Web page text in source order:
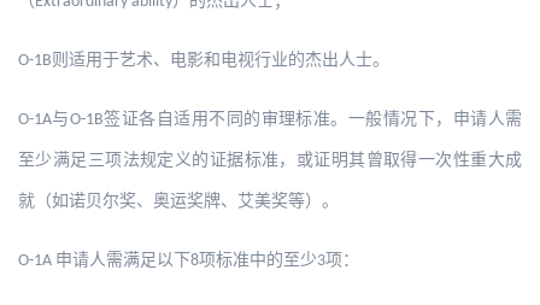
O-1B则适用于艺术、电影和电视行业的杰出人士。
O-1A与O-1B签证各自适用不同的审理标准。一般情况下，申请人需
至少满足三项法规定义的证据标准，或证明其曾取得一次性重大成
就（如诺贝尔奖、奥运奖牌、艾美奖等）。
O-1A 申请人需满足以下8项标准中的至少3项：